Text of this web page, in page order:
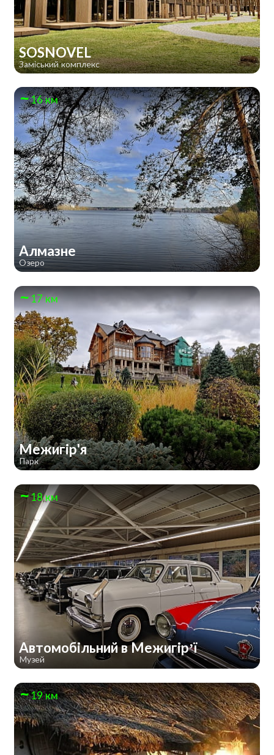
SOSNOVEL
Заміський комплекс
16 км
Алмазне
Озеро
17 км
Межигір'я
Парк
18 км
Автомобільний в Межигір’ї
Музей
19 км